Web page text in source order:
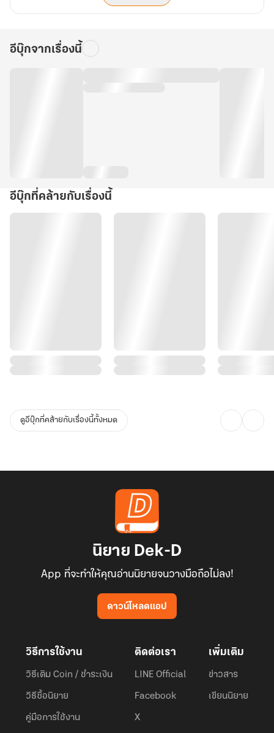
อีบุ๊กจากเรื่องนี้
อีบุ๊กที่คล้ายกับเรื่องนี้
ดูอีบุ๊กที่คล้ายกับเรื่องนี้ทั้งหมด
นิยาย Dek-D
App ที่จะทำให้คุณอ่านนิยายจนวางมือถือไม่ลง!
ดาวน์โหลดแอป
วิธีการใช้งาน
วิธีเติม Coin / ชำระเงิน
วิธีซื้อนิยาย
คู่มือการใช้งาน
ติดต่อเรา
LINE Official
Facebook
X
เพิ่มเติม
ข่าวสาร
เขียนนิยาย